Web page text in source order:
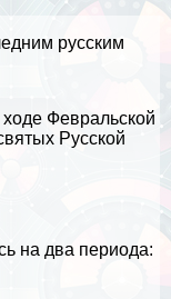
русским
Февральской
Русской
на два периода: